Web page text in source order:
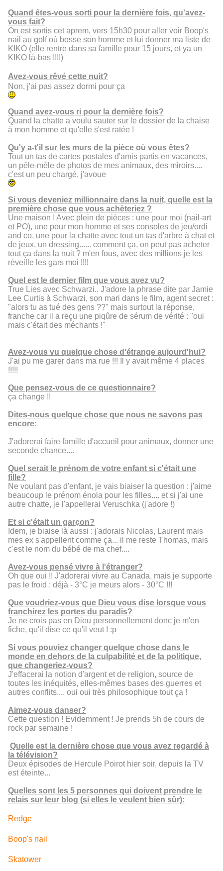
Quand êtes-vous sorti pour la dernière fois, qu'avez-
vous fait?
On est sortis cet aprem, vers 15h30 pour aller voir Boop's
nail au golf où bosse son homme et lui donner ma liste de
KIKO (elle rentre dans sa famille pour 15 jours, et ya un
KIKO là-bas !!!!)
Avez-vous rêvé cette nuit?
Non, j'ai pas assez dormi pour ça
Quand avez-vous ri pour la dernière fois?
Quand la chatte a voulu sauter sur le dossier de la chaise
à mon homme et qu'elle s'est ratée !
Qu'y a-t'il sur les murs de la pièce où vous êtes?
Tout un tas de cartes postales d'amis partis en vacances,
un pêle-mêle de photos de mes animaux, des miroirs....
c'est un peu chargé, j'avoue
Si vous deveniez millionnaire dans la nuit, quelle est la
première chose que vous achèteriez ?
Une maison ! Avec plein de pièces : une pour moi (nail-art
et PO), une pour mon homme et ses consoles de jeu/ordi
and co, une pour la chatte avec tout un tas d'arbre à chat et
de jeux, un dressing...... comment ça, on peut pas acheter
tout ça dans la nuit ? m'en fous, avec des millions je les
réveille les gars moi !!!!
Quel est le dernier film que vous avez vu?
True Lies avec Schwarzi.. J'adore la phrase dite par Jamie
Lee Curtis à Schwarzi, son mari dans le film, agent secret :
"alors tu as tué des gens ??" mais surtout la réponse,
franche car il a reçu une piqûre de sérum de vérité : "oui
mais c'était des méchants !"
Avez-vous vu quelque chose d'étrange aujourd'hui?
J'ai pu me garer dans ma rue !!! Il y avait même 4 places
!!!!!
Que pensez-vous de ce questionnaire?
ça change !!
Dites-nous quelque chose que nous ne savons pas
encore:
J'adorerai faire famille d'accueil pour animaux, donner une
seconde chance....
Quel serait le prénom de votre enfant si c'était une
fille?
Ne voulant pas d'enfant, je vais biaiser la question : j'aime
beaucoup le prénom énola pour les filles.... et si j'ai une
autre chatte, je l'appellerai Veruschka (j'adore !)
Et si c'était un garçon?
Idem, je biaise là aussi : j'adorais Nicolas, Laurent mais
mes ex s'appellent comme ça... il me reste Thomas, mais
c'est le nom du bébé de ma chef....
Avez-vous pensé vivre à l'étranger?
Oh que oui !! J'adorerai vivre au Canada, mais je supporte
pas le froid : déjà - 3°C je meurs alors - 30°C !!!
Que voudriez-vous que Dieu vous dise lorsque vous
franchirez les portes du paradis?
Je ne crois pas en Dieu personnellement donc je m'en
fiche, qu'il dise ce qu'il veut ! :p
Si vous pouviez changer quelque chose dans le
monde en dehors de la culpabilité et de la politique,
que changeriez-vous?
J'effacerai la notion d'argent et de religion, source de
toutes les inéquités, elles-mêmes bases des guerres et
autres conflits.... oui oui très philosophique tout ça !
Aimez-vous danser?
Cette question ! Evidemment ! Je prends 5h de cours de
rock par semaine !
Quelle est la dernière chose que vous avez regardé à
la télévision?
Deux épisodes de Hercule Poirot hier soir, depuis la TV
est éteinte...
Quelles sont les 5 personnes qui doivent prendre le
relais sur leur blog (si elles le veulent bien sûr):
Redge
Boop's nail
Skatower